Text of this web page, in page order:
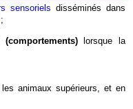
sensoriels disséminés dans
lorsque la
animaux supérieurs, et en